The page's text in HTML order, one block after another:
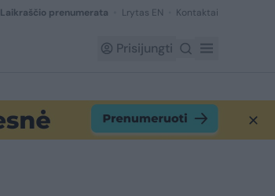
Laikraščio prenumerata Lrytas EN Kontaktai
Prisijungti